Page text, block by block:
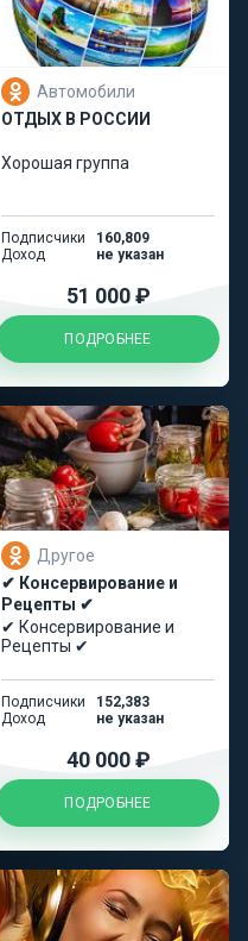
Автомобили
ОТДЫХ В РОССИИ
Хорошая группа
Подписчики
160,809
Доход
не указан
51 000 ₽
ПОДРОБНЕЕ
Другое
✔ Консервирование и
Рецепты ✔
✔ Консервирование и
Рецепты ✔
Подписчики
152,383
Доход
не указан
40 000 ₽
ПОДРОБНЕЕ